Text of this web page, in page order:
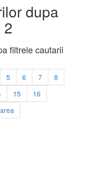
dupa
2
filtrele cautarii
5 6 7
8
15
16